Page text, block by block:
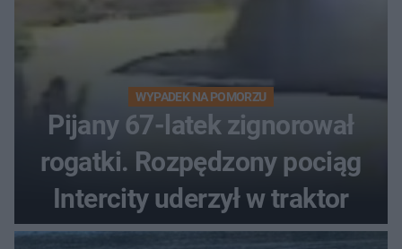
WYPADEK NA POMORZU
Pijany 67-latek zignorował
rogatki. Rozpędzony pociąg
Intercity uderzył w traktor